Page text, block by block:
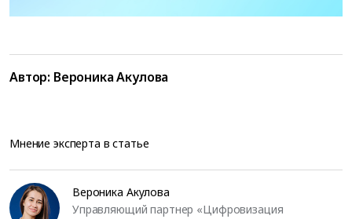
Автор: Вероника Акулова
Мнение эксперта в статье
Вероника Акулова
Управляющий партнер «Цифровизация